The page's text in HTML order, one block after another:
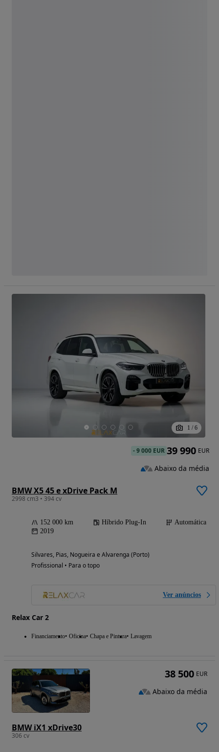
1 / 6
BMW X5 45 e xDrive Pack M
2998 cm3 • 394 cv
152 000 km Híbrido Plug-In
Automática
2019
Silvares, Pias, Nogueira e Alvarenga (Porto)
Profissional • Para o topo
Ver anúncios
Relax Car 2
Financiamento Oficina Chapa e Pintura Lavagem
-9 000 EUR 39 990 EUR
Abaixo da média
BMW iX1 xDrive30
306 cv
38 500 EUR
Abaixo da média